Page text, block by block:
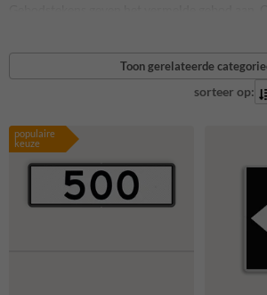
Gebodstekens geven het vermelde gebod aan.
Wij produceren alle
Toon gerelateerde
sorteer op:
populaire
keuze